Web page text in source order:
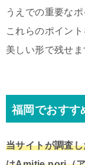
うえでの重要な
これらのポイン
美しい形で残せま
福岡でおすす
当サイトが調査